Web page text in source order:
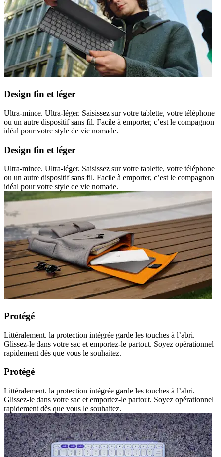
Design fin et léger
Ultra-mince. Ultra-léger. Saisissez sur votre tablette, votre téléphone
ou un autre dispositif sans fil. Facile à emporter, c’est le compagnon
idéal pour votre style de vie nomade.
Design fin et léger
Ultra-mince. Ultra-léger. Saisissez sur votre tablette, votre téléphone
ou un autre dispositif sans fil. Facile à emporter, c’est le compagnon
idéal pour votre style de vie nomade.
Protégé
Littéralement. la protection intégrée garde les touches à l’abri.
Glissez-le dans votre sac et emportez-le partout. Soyez opérationnel
rapidement dès que vous le souhaitez.
Protégé
Littéralement. la protection intégrée garde les touches à l’abri.
Glissez-le dans votre sac et emportez-le partout. Soyez opérationnel
rapidement dès que vous le souhaitez.